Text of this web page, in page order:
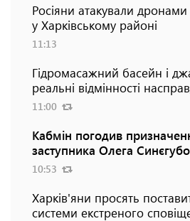
Росіяни атакували дронами
у Харківському районі
11:13
Гідромасажний басейн і
реальні відмінності
11:00
Кабмін погодив
заступника Олега
10:53
Харків'яни просять
системи екстреного